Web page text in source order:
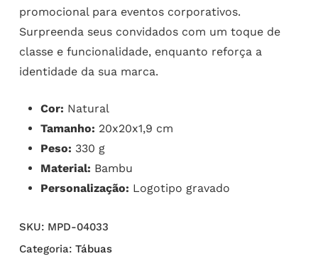
promocional para eventos corporativos.
Surpreenda seus convidados com um toque de
classe e funcionalidade, enquanto reforça a
identidade da sua marca.
Cor: Natural
Tamanho: 20x20x1,9 cm
Peso: 330 g
Material: Bambu
Personalização: Logotipo gravado
SKU: MPD-04033
Categoria: Tábuas